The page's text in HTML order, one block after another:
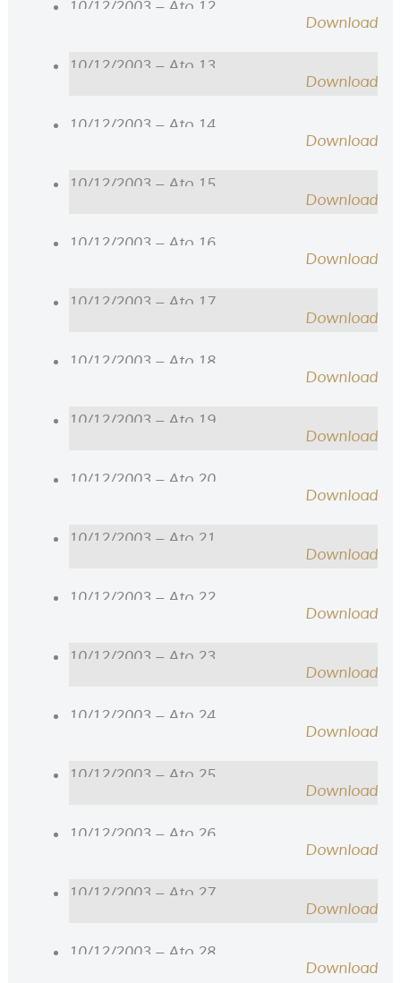
10/12/2003 – Ato 12
Download
10/12/2003 – Ato 13
Download
10/12/2003 – Ato 14
Download
10/12/2003 – Ato 15
Download
10/12/2003 – Ato 16
Download
10/12/2003 – Ato 17
Download
10/12/2003 – Ato 18
Download
10/12/2003 – Ato 19
Download
10/12/2003 – Ato 20
Download
10/12/2003 – Ato 21
Download
10/12/2003 – Ato 22
Download
10/12/2003 – Ato 23
Download
10/12/2003 – Ato 24
Download
10/12/2003 – Ato 25
Download
10/12/2003 – Ato 26
Download
10/12/2003 – Ato 27
Download
10/12/2003 – Ato 28
Download